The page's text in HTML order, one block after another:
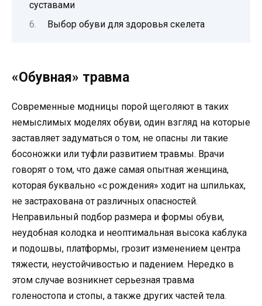
суставами
Выбор обуви для здоровья скелета
«Обувная» травма
Современные модницы порой щеголяют в таких
немыслимых моделях обуви, один взгляд на которые
заставляет задуматься о том, не опасны ли такие
босоножки или туфли развитием травмы. Врачи
говорят о том, что даже самая опытная женщина,
которая буквально «с рождения» ходит на шпильках,
не застрахована от различных опасностей.
Неправильный подбор размера и формы обуви,
неудобная колодка и неоптимальная высока каблука
и подошвы, платформы, грозит изменением центра
тяжести, неустойчивостью и падением. Нередко в
этом случае возникнет серьезная травма
голеностопа и стопы, а также других частей тела.